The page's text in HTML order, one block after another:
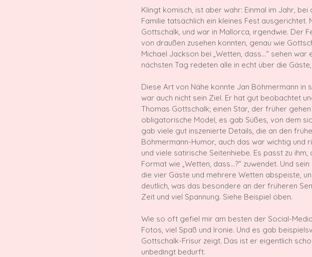
Klingt komisch, ist aber wahr: Einmal im Jahr,
Familie tatsächlich ein kleines Fest
Gottschalk, und war in Mallorca, irgendwie. Der
von draußen zusehen konnten, genau wie
Michael Jackson bei „Wetten, dass…“ sehen
nächsten Tag redeten alle in echt über die
Diese Art von Nähe konnte Jan Böhmermann in
war auch nicht sein Ziel. Er hat gut beobachtet
Thomas Gottschalk; einen Star, der früher
obligatorische Model, es gab Süßes, von dem
gab viele gut inszenierte Details, die an den
Böhmermann-Humor, auch das war wichtig und
und viele satirische Seitenhiebe. Es passt zu
Format wie „Wetten, dass…?“ zuwendet. Und
die vier Gäste und mehrere Wetten abspeiste,
deutlich, was das besondere an der früheren
Zeit und viel Spannung. Siehe Beispiel oben.
Wie so oft gefiel mir am besten der Social-
Fotos, viel Spaß und Ironie. Und es gab
Gottschalk-Frisur zeigt. Das ist er eigentlich
unbedingt bedurft.